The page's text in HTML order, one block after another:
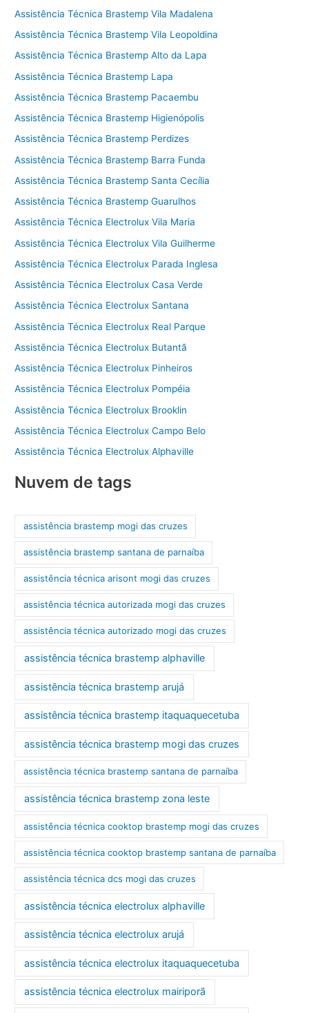
Assistência Técnica Brastemp Vila Madalena
Assistência Técnica Brastemp Vila Leopoldina
Assistência Técnica Brastemp Alto da Lapa
Assistência Técnica Brastemp Lapa
Assistência Técnica Brastemp Pacaembu
Assistência Técnica Brastemp Higienópolis
Assistência Técnica Brastemp Perdizes
Assistência Técnica Brastemp Barra Funda
Assistência Técnica Brastemp Santa Cecília
Assistência Técnica Brastemp Guarulhos
Assistência Técnica Electrolux Vila Maria
Assistência Técnica Electrolux Vila Guilherme
Assistência Técnica Electrolux Parada Inglesa
Assistência Técnica Electrolux Casa Verde
Assistência Técnica Electrolux Santana
Assistência Técnica Electrolux Real Parque
Assistência Técnica Electrolux Butantã
Assistência Técnica Electrolux Pinheiros
Assistência Técnica Electrolux Pompéia
Assistência Técnica Electrolux Brooklin
Assistência Técnica Electrolux Campo Belo
Assistência Técnica Electrolux Alphaville
Nuvem de tags
assistência brastemp mogi das cruzes
assistência brastemp santana de parnaíba
assistência técnica arisont mogi das cruzes
assistência técnica autorizada mogi das cruzes
assistência técnica autorizado mogi das cruzes
assistência técnica brastemp alphaville
assistência técnica brastemp arujá
assistência técnica brastemp itaquaquecetuba
assistência técnica brastemp mogi das cruzes
assistência técnica brastemp santana de parnaíba
assistência técnica brastemp zona leste
assistência técnica cooktop brastemp mogi das cruzes
assistência técnica cooktop brastemp santana de parnaíba
assistência técnica dcs mogi das cruzes
assistência técnica electrolux alphaville
assistência técnica electrolux arujá
assistência técnica electrolux itaquaquecetuba
assistência técnica electrolux mairiporã